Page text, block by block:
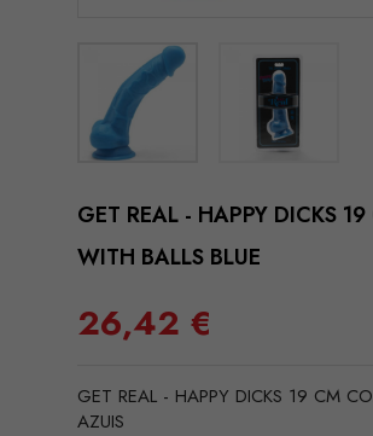
GET REAL - HAPPY DICKS
WITH BALLS BLUE
26,42 €
GET REAL - HAPPY DICKS 19 CM
AZUIS